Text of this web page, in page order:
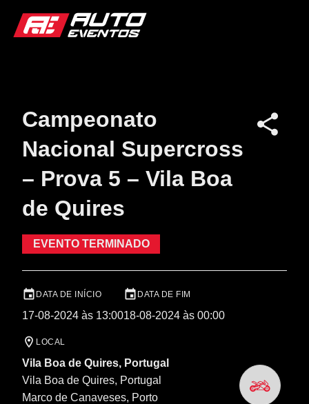
Campeonato
Nacional Supercross
– Prova 5 – Vila Boa
de Quires
EVENTO TERMINADO
DATA DE INÍCIO
17-08-2024 às 13:00
DATA DE FIM
18-08-2024 às 00:00
LOCAL
Vila Boa de Quires, Portugal
Vila Boa de Quires, Portugal
Marco de Canaveses, Porto